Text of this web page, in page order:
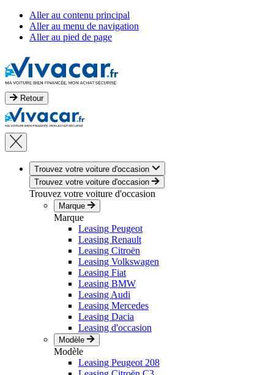
Aller au contenu principal
Aller au menu de navigation
Aller au pied de page
Retour
Trouvez votre voiture d'occasion
Trouvez votre voiture d'occasion
Trouvez votre voiture d'occasion
Marque
Marque
Leasing Peugeot
Leasing Renault
Leasing Citroën
Leasing Volkswagen
Leasing Fiat
Leasing BMW
Leasing Audi
Leasing Mercedes
Leasing Dacia
Leasing d'occasion
Modèle
Modèle
Leasing Peugeot 208